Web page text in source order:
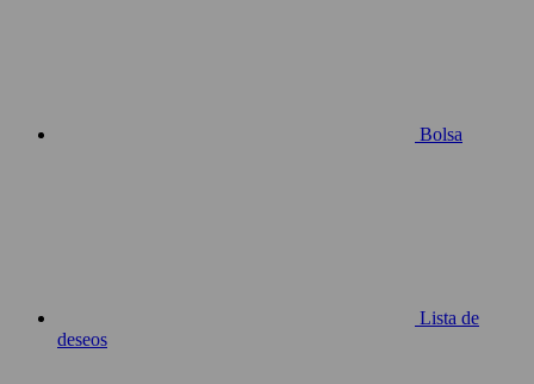
Bolsa
Lista de
deseos